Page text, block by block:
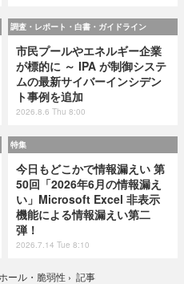
調査・レポート・白書・ガイドライン
市民プールやエネルギー企業
が標的に ～ IPA が制御システ
ムの最新サイバーインシデン
ト事例を追加
2026.8.6 Thu 8:00
特集
今日もどこかで情報漏えい 第
50回「2026年6月の情報漏え
い」Microsoft Excel 非表示
機能による情報漏えい第二
弾！
2026.7.14 Tue 8:10
ール・脆弱性 › 記事